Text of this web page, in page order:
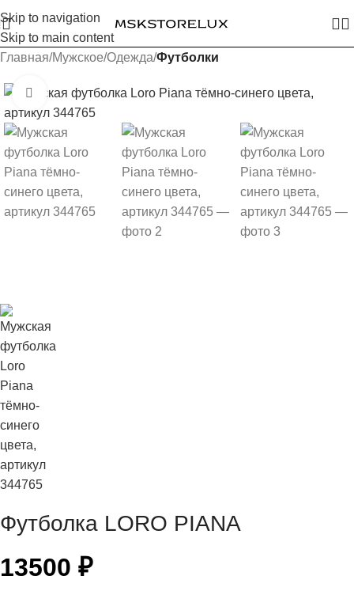
Skip to navigation
Skip to main content
Главная Мужское Одежда Футболки
Увеличить изображение
Футболка LORO PIANA
13500 ₽